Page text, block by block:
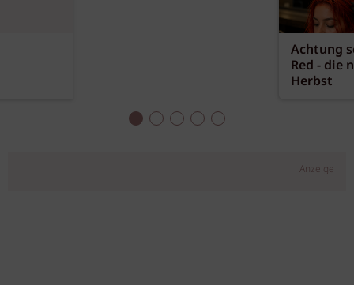
Achtung
Red - die
Herbst
Anzeige